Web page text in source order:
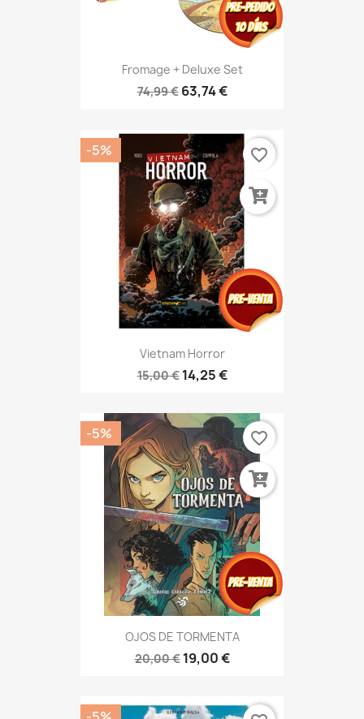
Fromage + Deluxe Set
74,99 € 63,74 €
Vietnam Horror
15,00 € 14,25 €
-5% favorite_border
OJOS DE TORMENTA
20,00 € 19,00 €
-5% favorite_border